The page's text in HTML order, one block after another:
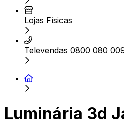
Lojas Físicas
Televendas 0800 080
Luminária 3d